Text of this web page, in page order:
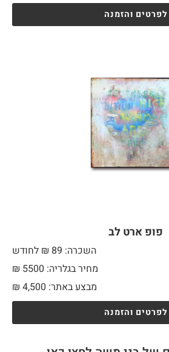
לפרטים והזמנה
פופ ארט לב
השכרה: 89 ₪ לחודש
מחיר בגלריה: 5500 ₪
מבצע באתר:
₪ 4,500
לפרטים והזמנה